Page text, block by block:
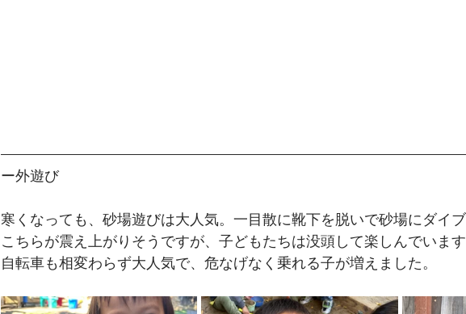
ー外遊び
寒くなっても、砂場遊びは大人気。一目散に靴下を脱いで砂場にダイ
こちらが震え上がりそうですが、子どもたちは没頭して楽しんでいます
自転車も相変わらず大人気で、危なげなく乗れる子が増えました。